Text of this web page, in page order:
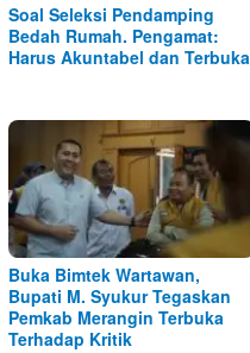
Soal Seleksi Pendamping
Bedah Rumah. Pengamat:
Harus Akuntabel dan Terbuka
Buka Bimtek Wartawan,
Bupati M. Syukur Tegaskan
Pemkab Merangin Terbuka
Terhadap Kritik